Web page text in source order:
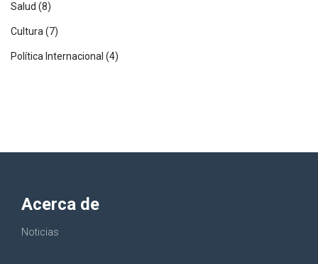
Salud (8)
Cultura(7)
Política Internacional (4)
Acerca de
Noticias